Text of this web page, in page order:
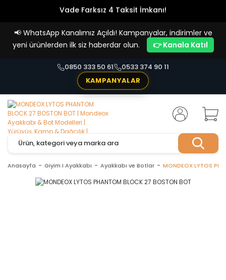
Vade Farksız 4 Taksit İmkanı!
📢 WhatsApp Kanalımız Açıldı! Kampanyalar, indirimler ve
yeni ürünlerden ilk siz haberdar olun.
👉 Kanala Katıl
0850 333 50 61
0533 374 90 11
KAMPANYALAR
Anasayfa Giyim I Ayakkabı Ayakkabı ve Botlar MONDEOX LYTOS